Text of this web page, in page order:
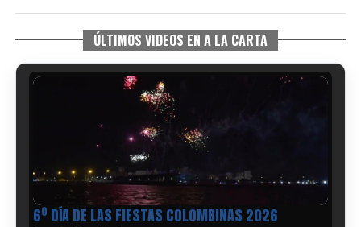
ÚLTIMOS VIDEOS EN A LA CARTA
6º DÍA DE LAS FIESTAS COLOMBINAS 2026